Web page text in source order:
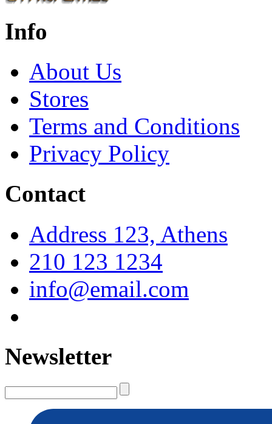
Info
About Us
Stores
Terms and Conditions
Privacy Policy
Contact
Address 123, Athens
210 123 1234
info@email.com
Newsletter